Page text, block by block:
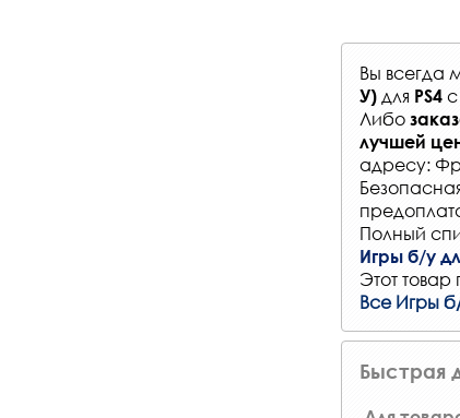
Вы всегда
У) для PS4 с
Либо
лучшей
адресу:
Полный
Игры б/у
Этот товар
Все Игры
Быстрая